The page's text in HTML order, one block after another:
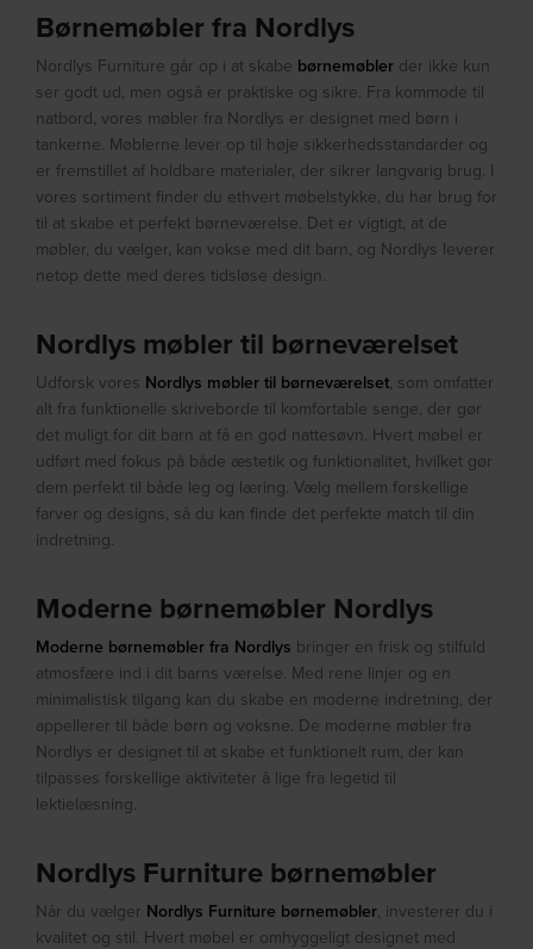
Børnemøbler fra Nordlys
Nordlys Furniture går op i at skabe børnemøbler der ikke kun
ser godt ud, men også er praktiske og sikre. Fra kommode til
natbord, vores møbler fra Nordlys er designet med børn i
tankerne. Møblerne lever op til høje sikkerhedsstandarder og
er fremstillet af holdbare materialer, der sikrer langvarig brug. I
vores sortiment finder du ethvert møbelstykke, du har brug for
til at skabe et perfekt børneværelse. Det er vigtigt, at de
møbler, du vælger, kan vokse med dit barn, og Nordlys leverer
netop dette med deres tidsløse design.
Nordlys møbler til børneværelset
Udforsk vores Nordlys møbler til børneværelset, som omfatter
alt fra funktionelle skriveborde til komfortable senge, der gør
det muligt for dit barn at få en god nattesøvn. Hvert møbel er
udført med fokus på både æstetik og funktionalitet, hvilket gør
dem perfekt til både leg og læring. Vælg mellem forskellige
farver og designs, så du kan finde det perfekte match til din
indretning.
Moderne børnemøbler Nordlys
Moderne børnemøbler fra Nordlys bringer en frisk og stilfuld
atmosfære ind i dit barns værelse. Med rene linjer og en
minimalistisk tilgang kan du skabe en moderne indretning, der
appellerer til både børn og voksne. De moderne møbler fra
Nordlys er designet til at skabe et funktionelt rum, der kan
tilpasses forskellige aktiviteter â lige fra legetid til
lektielæsning.
Nordlys Furniture børnemøbler
Når du vælger Nordlys Furniture børnemøbler, investerer du i
kvalitet og stil. Hvert møbel er omhyggeligt designet med